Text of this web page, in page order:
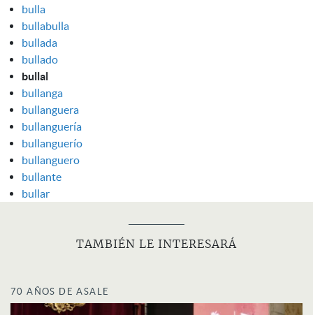
bulla
bullabulla
bullada
bullado
bullal
bullanga
bullanguera
bullanguería
bullanguerío
bullanguero
bullante
bullar
TAMBIÉN LE INTERESARÁ
70 AÑOS DE ASALE